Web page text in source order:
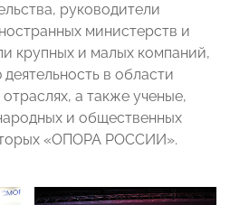
руководители
министерств и
крупных и малых компаний,
в области
а также ученые,
и общественных
«ОПОРА РОССИИ».